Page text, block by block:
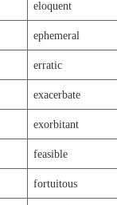
eloquent
ephemeral
erratic
exacerbate
exorbitant
feasible
fortuitous